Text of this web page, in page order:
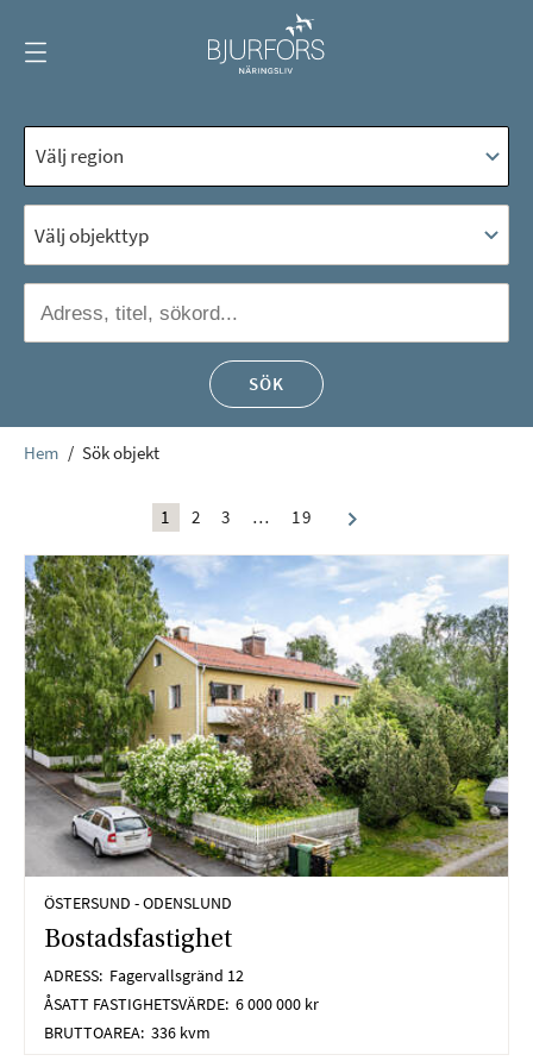
Visa
Välj objekttyp
SÖK
Hem / Sök objekt
1 2 3 … 19
ÖSTERSUND - ODENSLUND
Bostadsfastighet
ADRESS: Fagervallsgränd 12
ÅSATT FASTIGHETSVÄRDE: 6 000 000 kr
BRUTTOAREA: 336 kvm
Nödvändiga
Nödvändiga
cookies låter
dig använda
webbplatsen
sidnavigering